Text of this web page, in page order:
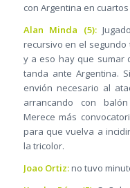
con Argentina en
Alan Minda (5):
recursivo en el
y a eso hay que sumar
tanda ante Argentina.
envión necesario al
arrancando con
Merece más
para que vuelva a
la tricolor.
Joao Ortiz:no tuvo